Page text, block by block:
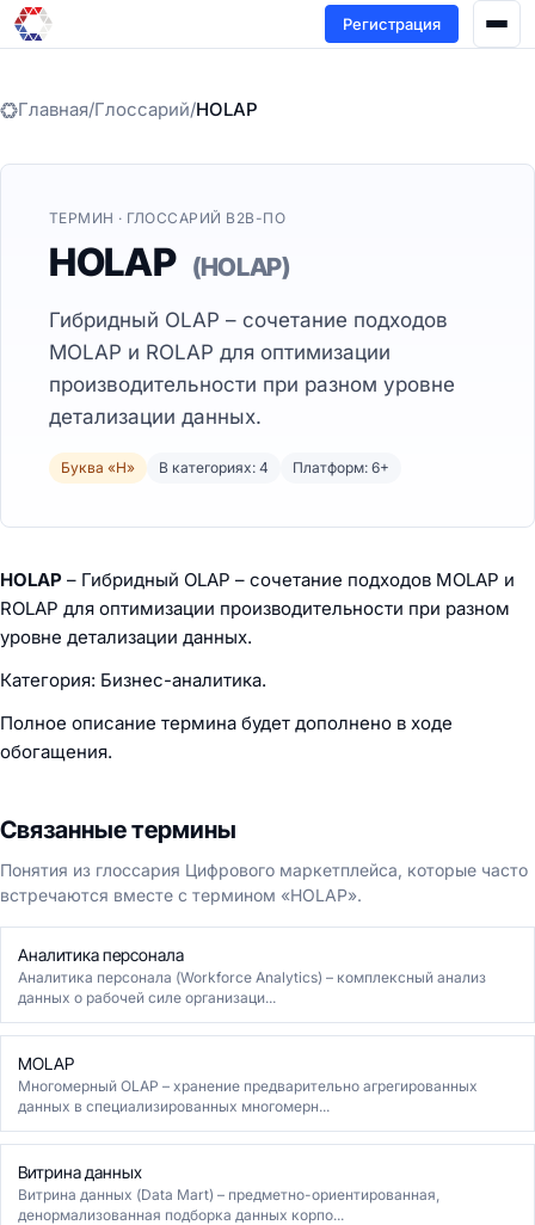
Регистрация
Главная/Глоссарий/HOLAP
ТЕРМИН · ГЛОССАРИЙ B2B-ПО
HOLAP (HOLAP)
Гибридный OLAP – сочетание подходов
MOLAP и ROLAP для оптимизации
производительности при разном уровне
детализации данных.
Буква «H» В категориях: 4 Платформ: 6+
HOLAP – Гибридный OLAP – сочетание подходов MOLAP и
ROLAP для оптимизации производительности при разном
уровне детализации данных.
Категория: Бизнес-аналитика.
Полное описание термина будет дополнено в ходе
обогащения.
Связанные термины
Понятия из глоссария Цифрового маркетплейса, которые часто
встречаются вместе с термином «HOLAP».
Аналитика персонала
Аналитика персонала (Workforce Analytics) – комплексный анализ
данных о рабочей силе организаци...
MOLAP
Многомерный OLAP – хранение предварительно агрегированных
данных в специализированных многомерн...
Витрина данных
Витрина данных (Data Mart) – предметно-ориентированная,
денормализованная подборка данных корпо...